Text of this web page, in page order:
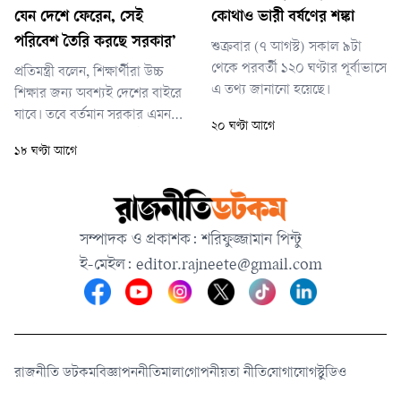
ইউনিট। অনুসন্ধানের পর নিশ্চিত
তথ্যের ভিত্তিতে এবং পাবলিক
যেন দেশে ফেরেন, সেই
পরিবেশ তৈরি করছে সরকার’
প্রতিমন্ত্রী বলেন, শিক্ষার্থীরা উচ্চ
শিক্ষার জন্য অবশ্যই দেশের বাইরে
যাবে। তবে বর্তমান সরকার এমন
যেখানে দেশের শিক্ষার্থীরা আবার
১৮ ঘণ্টা আগে
কোথাও ভারী বর্ষণের শঙ্কা
শুক্রবার (৭ আগস্ট) সকাল ৯টা
থেকে পরবর্তী ১২০ ঘণ্টার পূর্বাভাসে
এ তথ্য জানানো হয়েছে।
২০ ঘণ্টা আগে
সম্পাদক ও প্রকাশক: শরিফুজ্জামান পিন্টু
ই-মেইল: editor.rajneete@gmail.com
রাজনীতি ডটকমবিজ্ঞাপননীতিমালাগোপনীয়তা নীতিযোগাযোগস্টুডিও